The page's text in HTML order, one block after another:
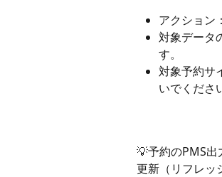
アクション
対象データ
す。
対象予約サ
いでくださ
💡予約のPMS
更新（リフレッ